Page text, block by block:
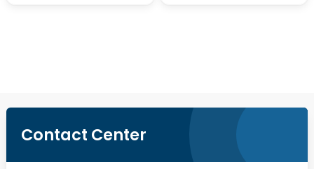
Contact Center